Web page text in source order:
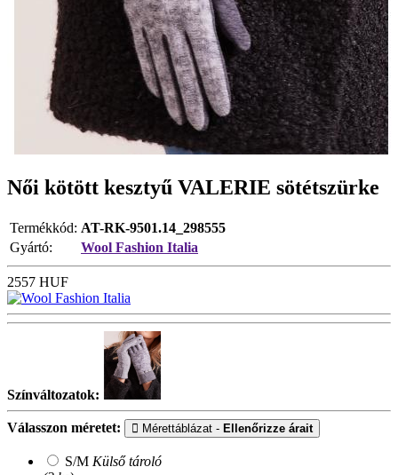
Női kötött kesztyű VALERIE sötétszürke
Termékkód: AT-RK-9501.14_298555
Gyártó:
Wool Fashion Italia
2557 HUF
Színváltozatok:
Válasszon méretet: Mérettáblázat - Ellenőrizze árait
S/M Külső tároló